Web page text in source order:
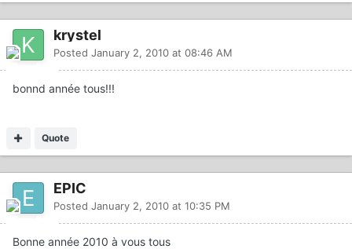
krystel
Posted January 2, 2010 at 08:46 AM
bonnd année tous!!!
Quote
EPIC
Posted January 2, 2010 at 10:35 PM
Bonne année 2010 à vous tous